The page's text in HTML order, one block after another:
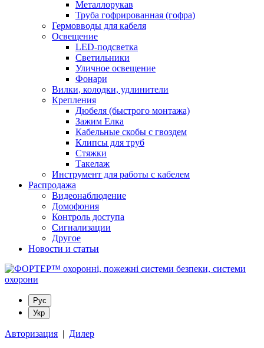
Металлорукав
Труба гофрированная (гофра)
Гермовводы для кабеля
Освещение
LED-подсветка
Светильники
Уличное освещение
Фонари
Вилки, колодки, удлинители
Крепления
Дюбеля (быстрого монтажа)
Зажим Елка
Кабельные скобы с гвоздем
Клипсы для труб
Стяжки
Такелаж
Инструмент для работы с кабелем
Распродажа
Видеонаблюдение
Домофония
Контроль доступа
Сигнализации
Другое
Новости и статьи
Рус
Укр
Авторизация | Дилер